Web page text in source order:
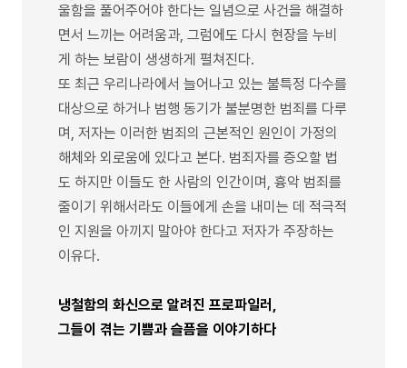
울함을 풀어주어야 한다는 일념으로 사건을 해결하
면서 느끼는 어려움과, 그럼에도 다시 현장을 누비
게 하는 보람이 생생하게 펼쳐진다.
또 최근 우리나라에서 늘어나고 있는 불특정 다수를
대상으로 하거나 범행 동기가 불분명한 범죄를 다루
며, 저자는 이러한 범죄의 근본적인 원인이 가정의
해체와 외로움에 있다고 본다. 범죄자를 증오할 법
도 하지만 이들도 한 사람의 인간이며, 흉악 범죄를
줄이기 위해서라도 이들에게 손을 내미는 데 적극적
인 지원을 아끼지 말아야 한다고 저자가 주장하는
이유다.
냉철함의 화신으로 알려진 프로파일러,
그들이 겪는 기쁨과 슬픔을 이야기하다